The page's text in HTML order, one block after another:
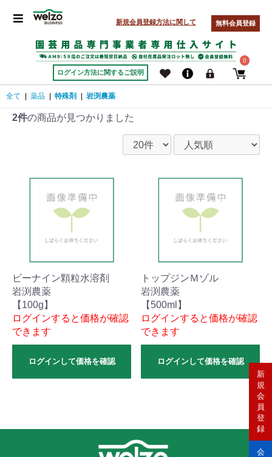
新規会員登録方法に関して 無料会員登録
ログイン方法に関するご説明
0
全て | 薬品 | 特殊剤 | 岩渕農薬
2件の商品が見つかりました
ビーナイン顆粒水溶剤
岩渕農薬
【100g】
ログインすると価格が確認
できます
ログインして価格を確認
トップジンＭゾル
岩渕農薬
【500ml】
ログインすると価格が確認
できます
ログインして価格を確認
新
規
会
員
登
録
会